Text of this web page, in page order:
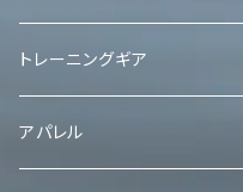
レバーベルト
パワーベルト
トレーニングギア
パワーグリップ
アパレル